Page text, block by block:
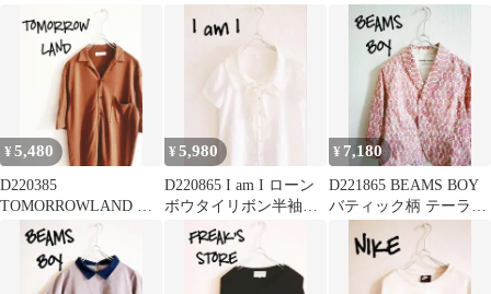
¥5,480
D220385
TOMORROWLAND 半
袖シャツ ブラウン
¥5,980
D220865 I am I ローン
ボウタイリボン半袖ブ
ラウス
¥ 7,180
D221865 BEAMS BOY
バティック柄 テーラー